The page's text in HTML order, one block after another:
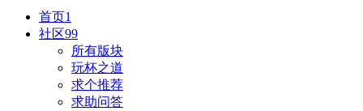
首页1
社区99
所有版块
玩杯之道
求个推荐
求助问答